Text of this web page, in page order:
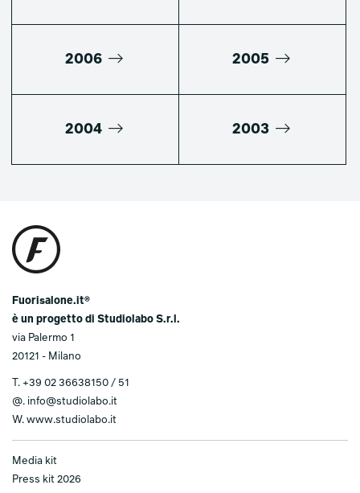
2006 2005
2004 2003
Fuorisalone.it®
è un progetto di Studiolabo S.r.l.
via Palermo 1
20121 - Milano
T. +39 02 36638150 / 51
@. info@studiolabo.it
W. www.studiolabo.it
Media kit
Press kit 2026